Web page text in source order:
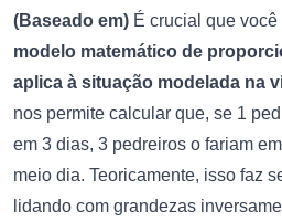
(Baseado em) É crucial que você
modelo matemático de
aplica à situação modelada na
nos permite calcular que, se 1
em 3 dias, 3 pedreiros o fariam
meio dia. Teoricamente, isso faz
lidando com grandezas